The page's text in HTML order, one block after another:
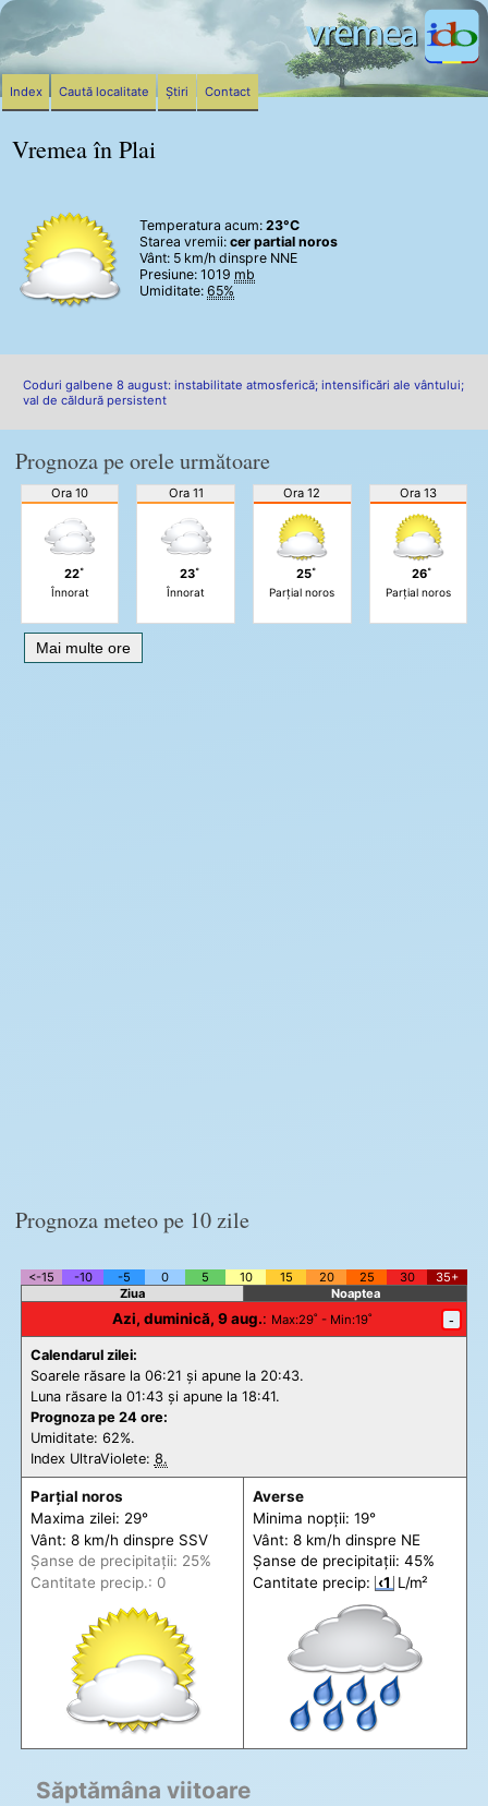
Vremea în Plai
Temperatura acum: 23°C
Starea vremii: cer partial noros
Vânt: 5 km/h dinspre NNE
Presiune: 1019 mb
Umiditate: 65%
Coduri galbene 8 august: instabilitate atmosferică; intensificări ale vântului;
val de căldură persistent
Prognoza pe orele următoare
Ora 10
22˚
Înnorat
Ora 11
23˚
Înnorat
Ora 12
25˚
Parțial noros
Ora 13
26˚
Parțial noros
Mai multe ore
Prognoza meteo pe 10 zile
<-15 -10 -5 0 5 10 15 20 25 30
35+
Ziua
Noaptea
Azi, duminică, 9 aug.: Max:29˚ - Min:19˚ -
Calendarul zilei:
Soarele răsare la 06:21 și apune la 20:43.
Luna răsare la 01:43 și apune la 18:41.
Prognoza pe 24 ore:
Umiditate: 62%.
Index UltraViolete: 8.
Parțial noros
Maxima zilei: 29°
Vânt: 8 km/h dinspre SSV
Șanse de precipitații: 25%
Cantitate precip.: 0
Averse
Minima nopții: 19°
Vânt: 8 km/h dinspre NE
Șanse de precipitații: 45%
Cantitate precip: ‹1 L/m²
Săptămâna viitoare
Index Caută localitate Știri Contact